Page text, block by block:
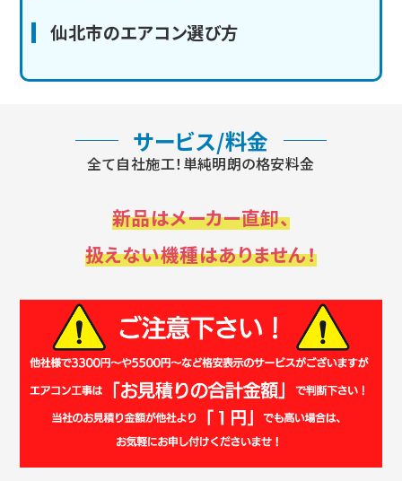
仙北市のエアコン選び方
サービス/料金
全て自社施工！単純明朗の格安料金
新品はメーカー直卸、
扱えない機種はありません！